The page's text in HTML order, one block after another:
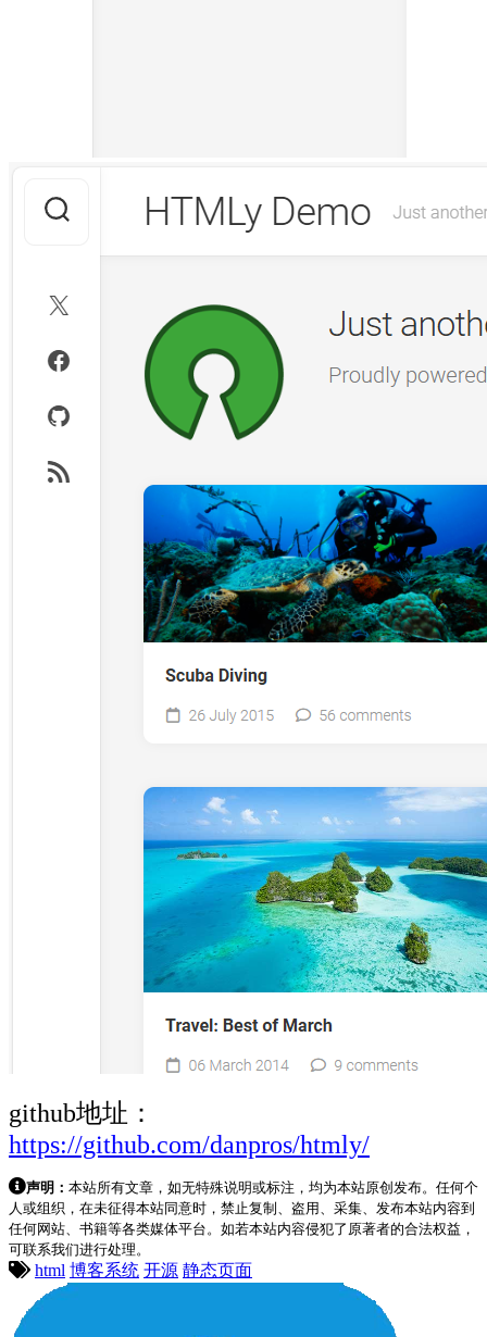
github地址：
https://github.com/danpros/htmly/
声明： 本站所有文章，如无特殊说明或标注，均为本站原创发布。任何个
人或组织，在未征得本站同意时，禁止复制、盗用、采集、发布本站内容到
任何网站、书籍等各类媒体平台。如若本站内容侵犯了原著者的合法权益，
可联系我们进行处理。
html 博客系统 开源 静态页面